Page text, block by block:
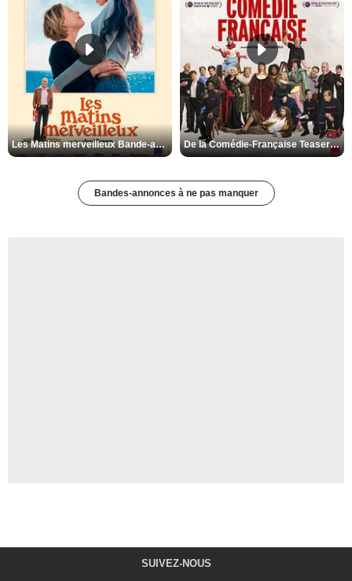
Les Matins merveilleux Bande-annonce VF De la Comédie-Française Teaser VF
Bandes-annonces à ne pas manquer
SUIVEZ-NOUS